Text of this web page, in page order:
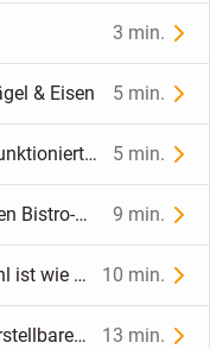
3 min.
& Eisen 5 min.
SONY VAIO im guten Zustand und Funktioniert. Bitte nur Telefonische Anfrage! Laptop ist noch Verfügbar! 5 min.
Silberner Metallstuhl im französischen Bistro-Stil 9 min.
Gamingstuhl auf Rollen. Gamingstuhl ist wie Neu. Nur Telefonische Anfrage Erwünscht! 10 min.
Küchen-Theke mit Glasplatte und verstellbarem Chrom-Hubstütze 13 min.